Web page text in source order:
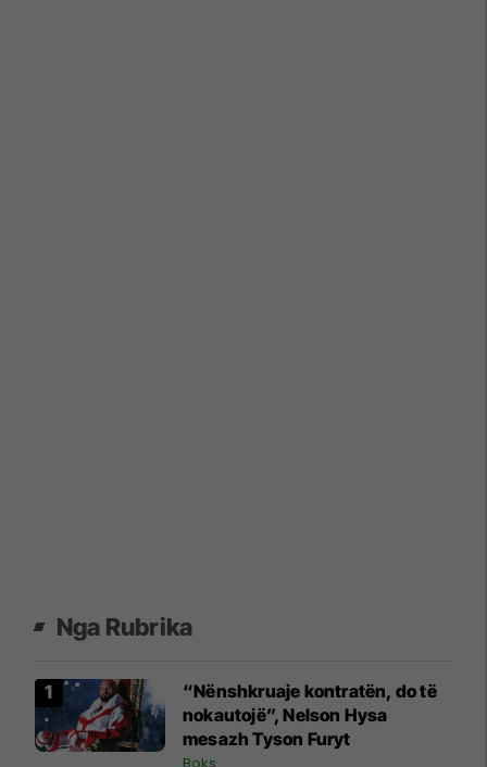
Nga Rubrika
“Nënshkruaje kontratën, do të
nokautojë”, Nelson Hysa
mesazh Tyson Furyt